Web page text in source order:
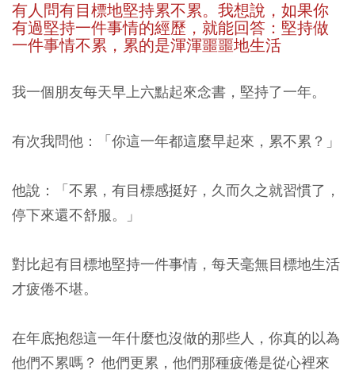
有人問有目標地堅持累不累。我想說，如果你
有過堅持一件事情的經歷，就能回答：堅持做
一件事情不累，累的是渾渾噩噩地生活
我一個朋友每天早上六點起來念書，堅持了一年。
有次我問他：「你這一年都這麼早起來，累不累？」
他說：「不累，有目標感挺好，久而久之就習慣了，
停下來還不舒服。」
對比起有目標地堅持一件事情，每天毫無目標地生活
才疲倦不堪。
在年底抱怨這一年什麼也沒做的那些人，你真的以為
他們不累嗎？ 他們更累，他們那種疲倦是從心裡來